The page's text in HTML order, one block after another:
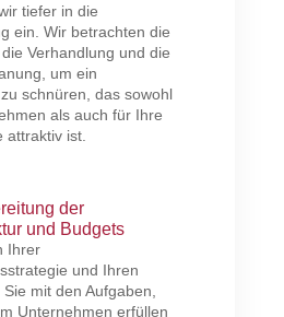
tiefer in die
ein. Wir betrachten die
Verhandlung und die
um ein
schnüren, das sowohl
als auch für Ihre
attraktiv ist.
der
und Budgets
Ihrer
und Ihren
mit den Aufgaben,
Unternehmen erfüllen